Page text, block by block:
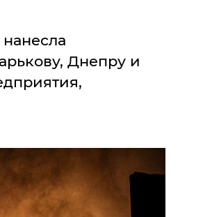
Днепру и